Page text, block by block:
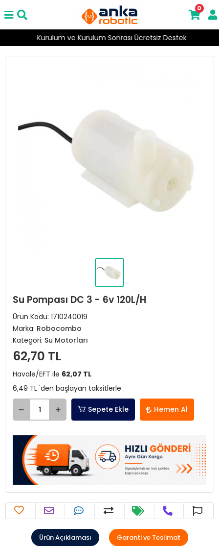
Kurulum ve Kurulum Sonrası Ücretsiz Destek
0
Su Pompası DC 3 - 6v 120L/H
Ürün Kodu: 1710240019
Marka: Robocombo
Kategori: Su Motorları
62,70 TL
Havale/EFT ile 62,07 TL
6,49 TL 'den başlayan taksitlerle
Sepete Ekle Hemen Al
Ürün Açıklaması Garanti ve Teslimat